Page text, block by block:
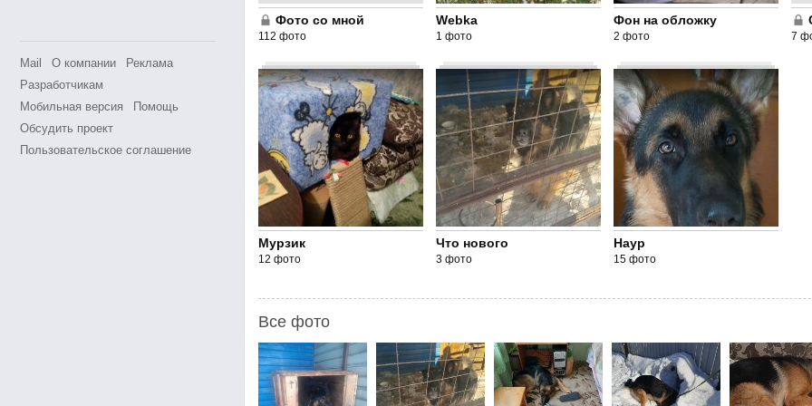
Mail О компании
Реклама
Разработчикам
Мобильная версия
Помощь
Обсудить проект
Пользовательское соглашение
Фото со мной
112 фото
Webka
1 фото
Фон на обложку
2 фото 7
Мурзик
12 фото
Что нового
3 фото
Наур
15 фото
Все фото